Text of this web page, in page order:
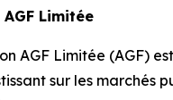
Limitée
AGF Limitée (AGF)
sur les marchés